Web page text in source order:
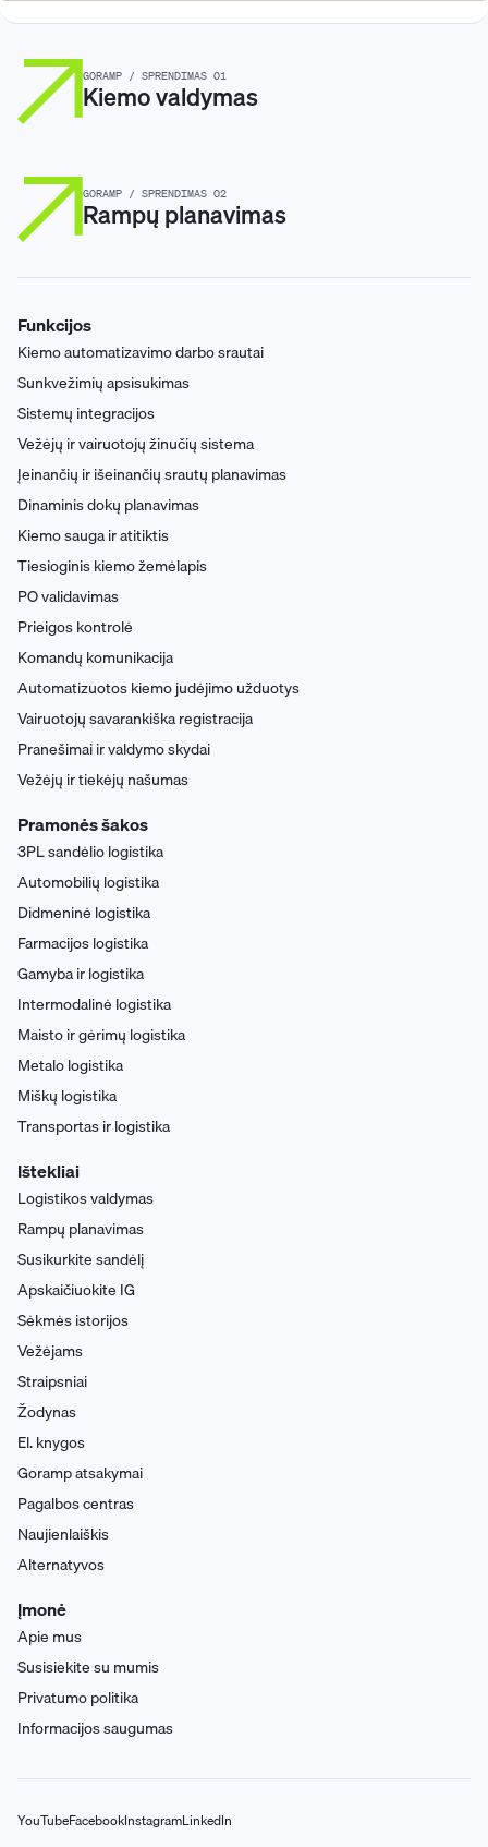
GORAMP / SPRENDIMAS 01
Kiemo valdymas
GORAMP / SPRENDIMAS 02
Rampų planavimas
Funkcijos
Kiemo automatizavimo darbo srautai
Sunkvežimių apsisukimas
Sistemų integracijos
Vežėjų ir vairuotojų žinučių sistema
Įeinančių ir išeinančių srautų planavimas
Dinaminis dokų planavimas
Kiemo sauga ir atitiktis
Tiesioginis kiemo žemėlapis
PO validavimas
Prieigos kontrolė
Komandų komunikacija
Automatizuotos kiemo judėjimo užduotys
Vairuotojų savarankiška registracija
Pranešimai ir valdymo skydai
Vežėjų ir tiekėjų našumas
Pramonės šakos
3PL sandėlio logistika
Automobilių logistika
Didmeninė logistika
Farmacijos logistika
Gamyba ir logistika
Intermodalinė logistika
Maisto ir gėrimų logistika
Metalo logistika
Miškų logistika
Transportas ir logistika
Ištekliai
Logistikos valdymas
Rampų planavimas
Susikurkite sandėlį
Apskaičiuokite IG
Sėkmės istorijos
Vežėjams
Straipsniai
Žodynas
El. knygos
Goramp atsakymai
Pagalbos centras
Naujienlaiškis
Alternatyvos
Įmonė
Apie mus
Susisiekite su mumis
Privatumo politika
Informacijos saugumas
YouTubeFacebookInstagramLinkedIn